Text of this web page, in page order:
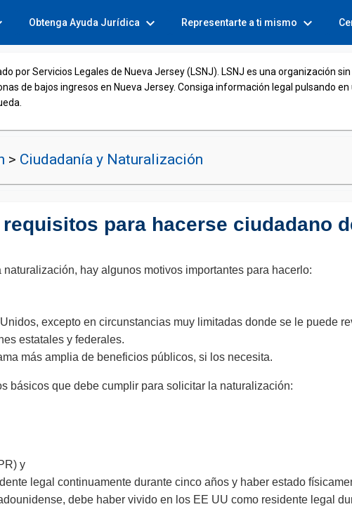
Obtenga Ayuda Jurídica expand_more Representarte a ti mismo expand_more
por Servicios Legales de Nueva Jersey (LSNJ). LSNJ es una organización
de bajos ingresos en Nueva Jersey. Consiga información legal pulsando en
> Ciudadanía y Naturalización
para hacerse ciudadano
hay algunos motivos importantes para hacerlo:
excepto en circunstancias muy limitadas donde se le puede
estatales y federales.
más amplia de beneficios públicos, si los necesita.
básicos que debe cumplir para solicitar la naturalización:
y
legal continuamente durante cinco años y haber estado
debe haber vivido en los EE UU como residente legal